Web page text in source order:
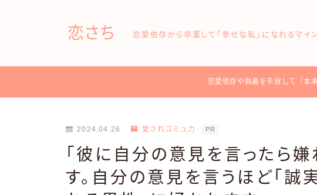
恋さち 恋愛依存から卒業して「幸せな私」になれるマイ
恋愛依存や執着を手放して「本
2024.04.26 愛されコミュ力 PR
「彼に自分の意見を言ったら
す。自分の意見を言うほど「誠